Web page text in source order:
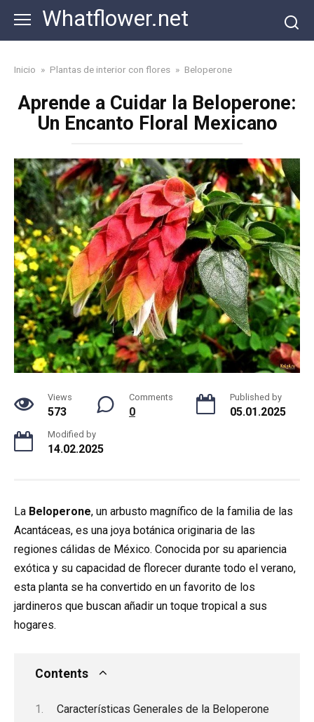
content
Whatflower.net
Inicio » Plantas de interior con flores » Beloperone
Aprende a Cuidar la Beloperone:
Un Encanto Floral Mexicano
Views
573
Comments
0
Published by
05.01.2025
Modified by
14.02.2025
La Beloperone, un arbusto magnífico de la familia de las
Acantáceas, es una joya botánica originaria de las
regiones cálidas de México. Conocida por su apariencia
exótica y su capacidad de florecer durante todo el verano,
esta planta se ha convertido en un favorito de los
jardineros que buscan añadir un toque tropical a sus
hogares.
Contents
Características Generales de la Beloperone